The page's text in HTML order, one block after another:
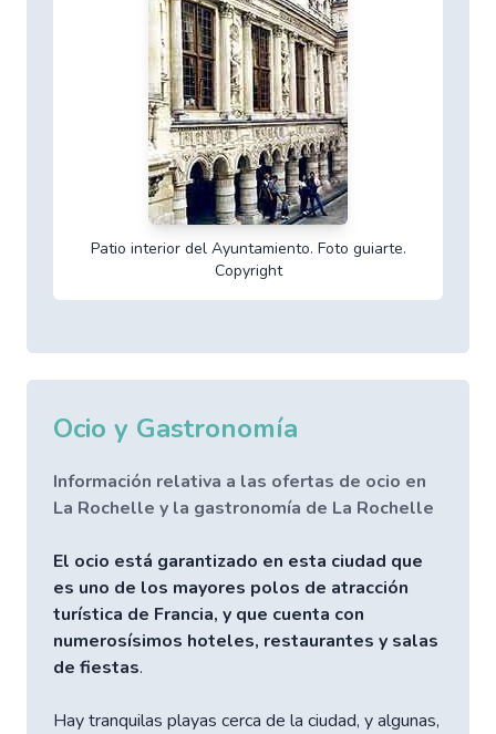
Patio interior del Ayuntamiento. Foto guiarte.
Copyright
Ocio y Gastronomía
Información relativa a las ofertas de ocio en
La Rochelle y la gastronomía de La Rochelle
El ocio está garantizado en esta ciudad que
es uno de los mayores polos de atracción
turística de Francia, y que cuenta con
numerosísimos hoteles, restaurantes y salas
de fiestas.
Hay tranquilas playas cerca de la ciudad, y algunas,